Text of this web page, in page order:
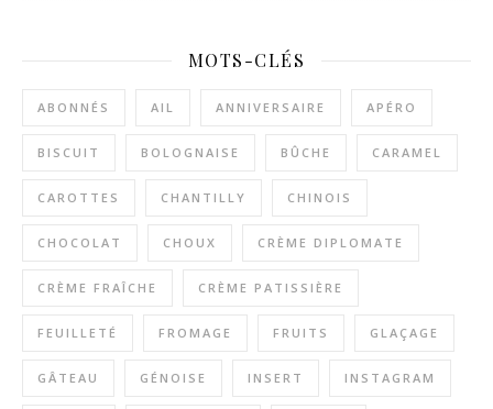
MOTS-CLÉS
ABONNÉS AIL ANNIVERSAIRE APÉRO
BISCUIT BOLOGNAISE BÛCHE CARAMEL
CAROTTES CHANTILLY CHINOIS
CHOCOLAT CHOUX CRÈME DIPLOMATE
CRÈME FRAÎCHE CRÈME PATISSIÈRE
FEUILLETÉ FROMAGE FRUITS GLAÇAGE
GÂTEAU GÉNOISE INSERT INSTAGRAM